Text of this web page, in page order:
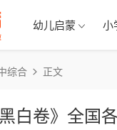
幼儿启蒙 小
综合 正文
白卷》全国